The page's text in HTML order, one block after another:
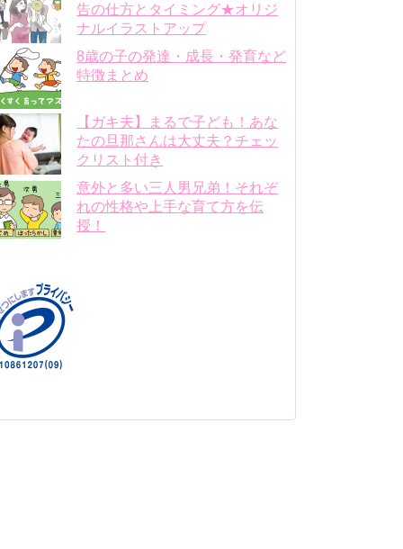
告の仕方とタイミング★オリジ
ナルイラストアップ
8歳の子の発達・成長・発育など
特徴まとめ
【ガキ夫】まるで子ども！あな
たの旦那さんは大丈夫？チェッ
クリスト付き
意外と多い三人男兄弟！それぞ
れの性格や上手な育て方を伝
授！